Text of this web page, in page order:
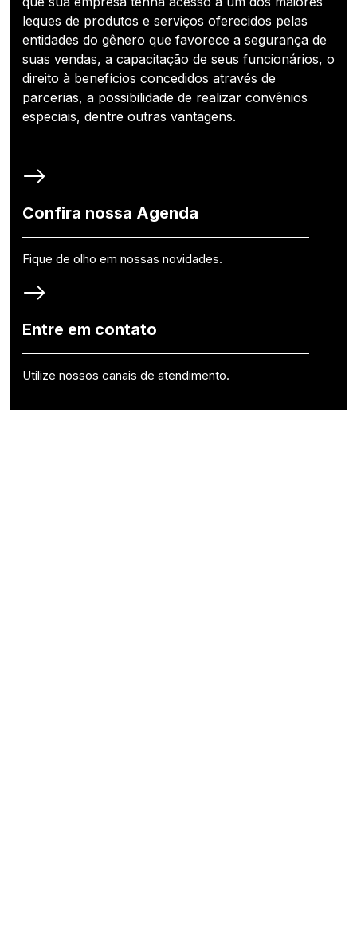
leques de produtos e serviços oferecidos pelas
entidades do gênero que favorece a segurança de
suas vendas, a capacitação de seus funcionários, o
direito à benefícios concedidos através de
parcerias, a possibilidade de realizar convênios
especiais, dentre outras vantagens.
Confira nossa Agenda
Fique de olho em nossas novidades.
Entre em contato
Utilize nossos canais de atendimento.